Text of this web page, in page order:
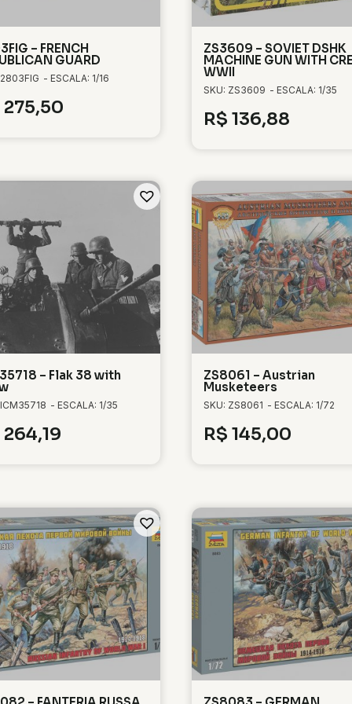
– FRENCH
GUARD
- ESCALA: 1/16
275,50
ZS3609 – SOVIET DSHK
MACHINE GUN WITH
WWII
SKU: ZS3609 - ESCALA: 1/35
R$ 136,88
– Flak 38 with
- ESCALA: 1/35
264,19
ZS8061 – Austrian
Musketeers
SKU: ZS8061 - ESCALA: 1/72
R$ 145,00